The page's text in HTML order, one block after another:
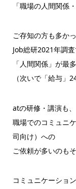
「職場の人間関係
ご存知の方も多か
Job総研2021年調
「人間関係」が最
（次いで「給与」
atの研修・講演も、
職場でのコミュニ
司向け）への
ご依頼が多いのも
コミュニケーショ